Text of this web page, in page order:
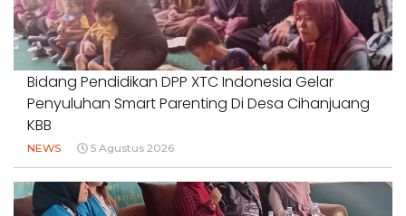
Bidang Pendidikan DPP XTC Indonesia Gelar
Penyuluhan Smart Parenting Di Desa Cihanjuang
KBB
NEWS 5 Agustus 2026